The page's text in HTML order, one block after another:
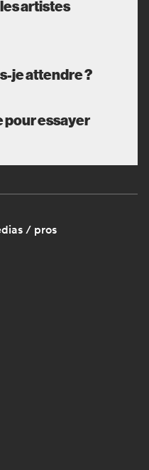
artistes
je attendre ?
pour essayer
/ pros